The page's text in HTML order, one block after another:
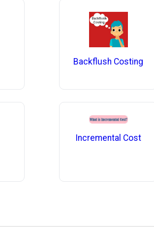
Backflush Costing
Incremental Cost